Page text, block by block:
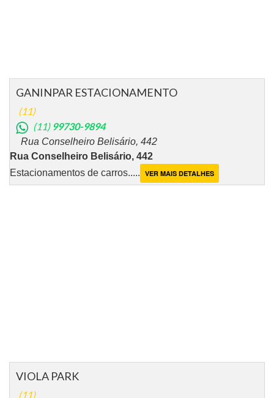
GANINPAR ESTACIONAMENTO
(11)
(11) 99730-9894
Rua Conselheiro Belisário, 442
Rua Conselheiro Belisário, 442
Estacionamentos de carros..... VER MAIS DETALHES
VIOLA PARK
(11)